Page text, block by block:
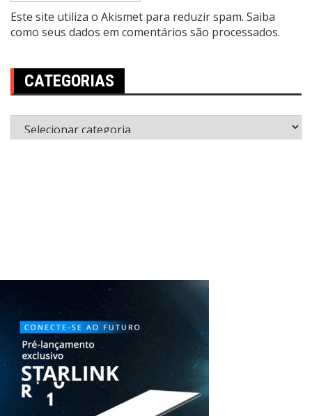
Este site utiliza o Akismet para reduzir spam. Saiba
como seus dados em comentários são processados.
CATEGORIAS
Categorias